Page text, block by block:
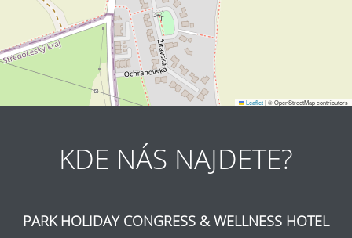
Leaflet|© OpenStreetMap contributors
KDE NÁS NAJDETE?
PARK HOLIDAY CONGRESS & WELLNESS HOTEL